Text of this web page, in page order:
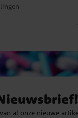
al onze nieuwe